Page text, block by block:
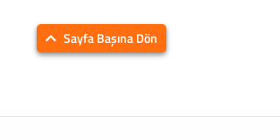
Sayfa Başına Dön